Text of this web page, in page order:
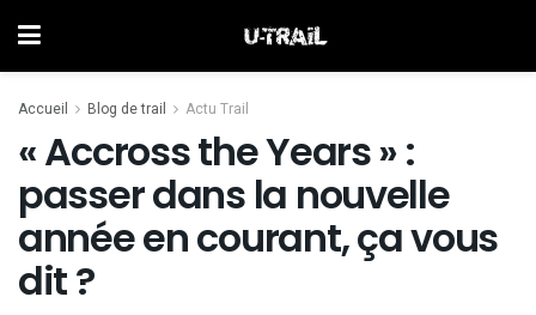
Accueil Blog de trail Actu Trail
« Accross the Years » :
passer dans la nouvelle
année en courant, ça vous
dit ?